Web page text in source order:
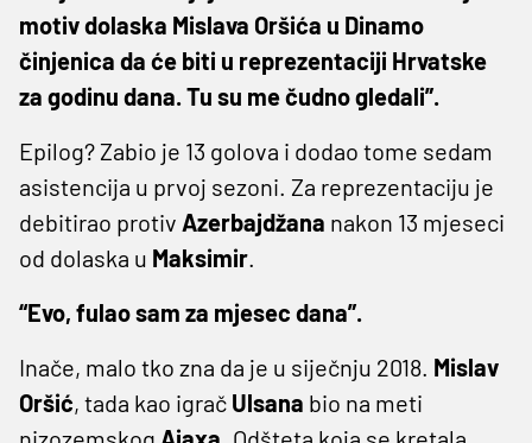
motiv dolaska Mislava Oršića u Dinamo
činjenica da će biti u reprezentaciji Hrvatske
za godinu dana. Tu su me čudno gledali”.
Epilog? Zabio je 13 golova i dodao tome sedam
asistencija u prvoj sezoni. Za reprezentaciju je
debitirao protiv Azerbajdžana nakon 13 mjeseci
od dolaska u Maksimir.
“Evo, fulao sam za mjesec dana”.
Inače, malo tko zna da je u siječnju 2018. Mislav
Oršić, tada kao igrač Ulsana bio na meti